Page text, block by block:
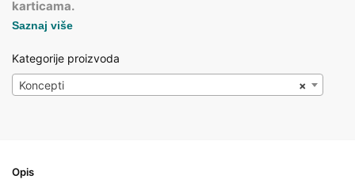
karticama.
Saznaj više
Kategorije proizvoda
×
Koncepti
Opis